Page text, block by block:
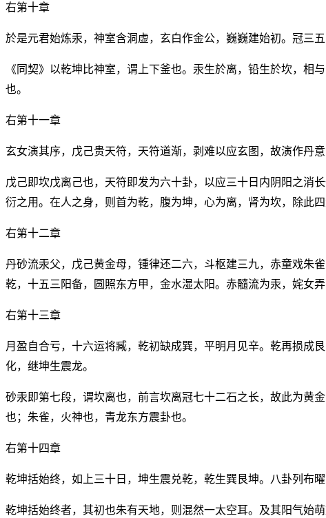
右第十章
於是元君始炼汞，神室含洞虚，玄白作金公，巍巍建始初。冠三五
《同契》以乾坤比神室，谓上下釜也。汞生於离，铅生於坎，
也。
右第十一章
玄女演其序，戊己贵天符，天符道渐，剥难以应玄图，故演作丹意
戊己即坎戊离己也，天符即发为六十卦，以应三十日内阴阳之消
衍之用。在人之身，则首为乾，腹为坤，心为离，肾为坎，除此
右第十二章
丹砂流汞父，戊己黄金母，锺律还二六，斗枢建三九，赤童戏朱
乾，十五三阳备，圆照东方甲，金水湿太阳。赤髓流为汞，姹女弄
右第十三章
月盈自合亏，十六运将臧，乾初缺成巽，平明月见辛。乾再损成
化，继坤生震龙。
砂汞即第七段，谓坎离也，前言坎离冠七十二石之长，故此为黄
也；朱雀，火神也，青龙东方震卦也。
右第十四章
乾坤括始终，如上三十日，坤生震兑乾，乾生巽艮坤。八卦列布
乾坤括始终者，其初也朱有天地，则混然一太空耳。及其阳气始